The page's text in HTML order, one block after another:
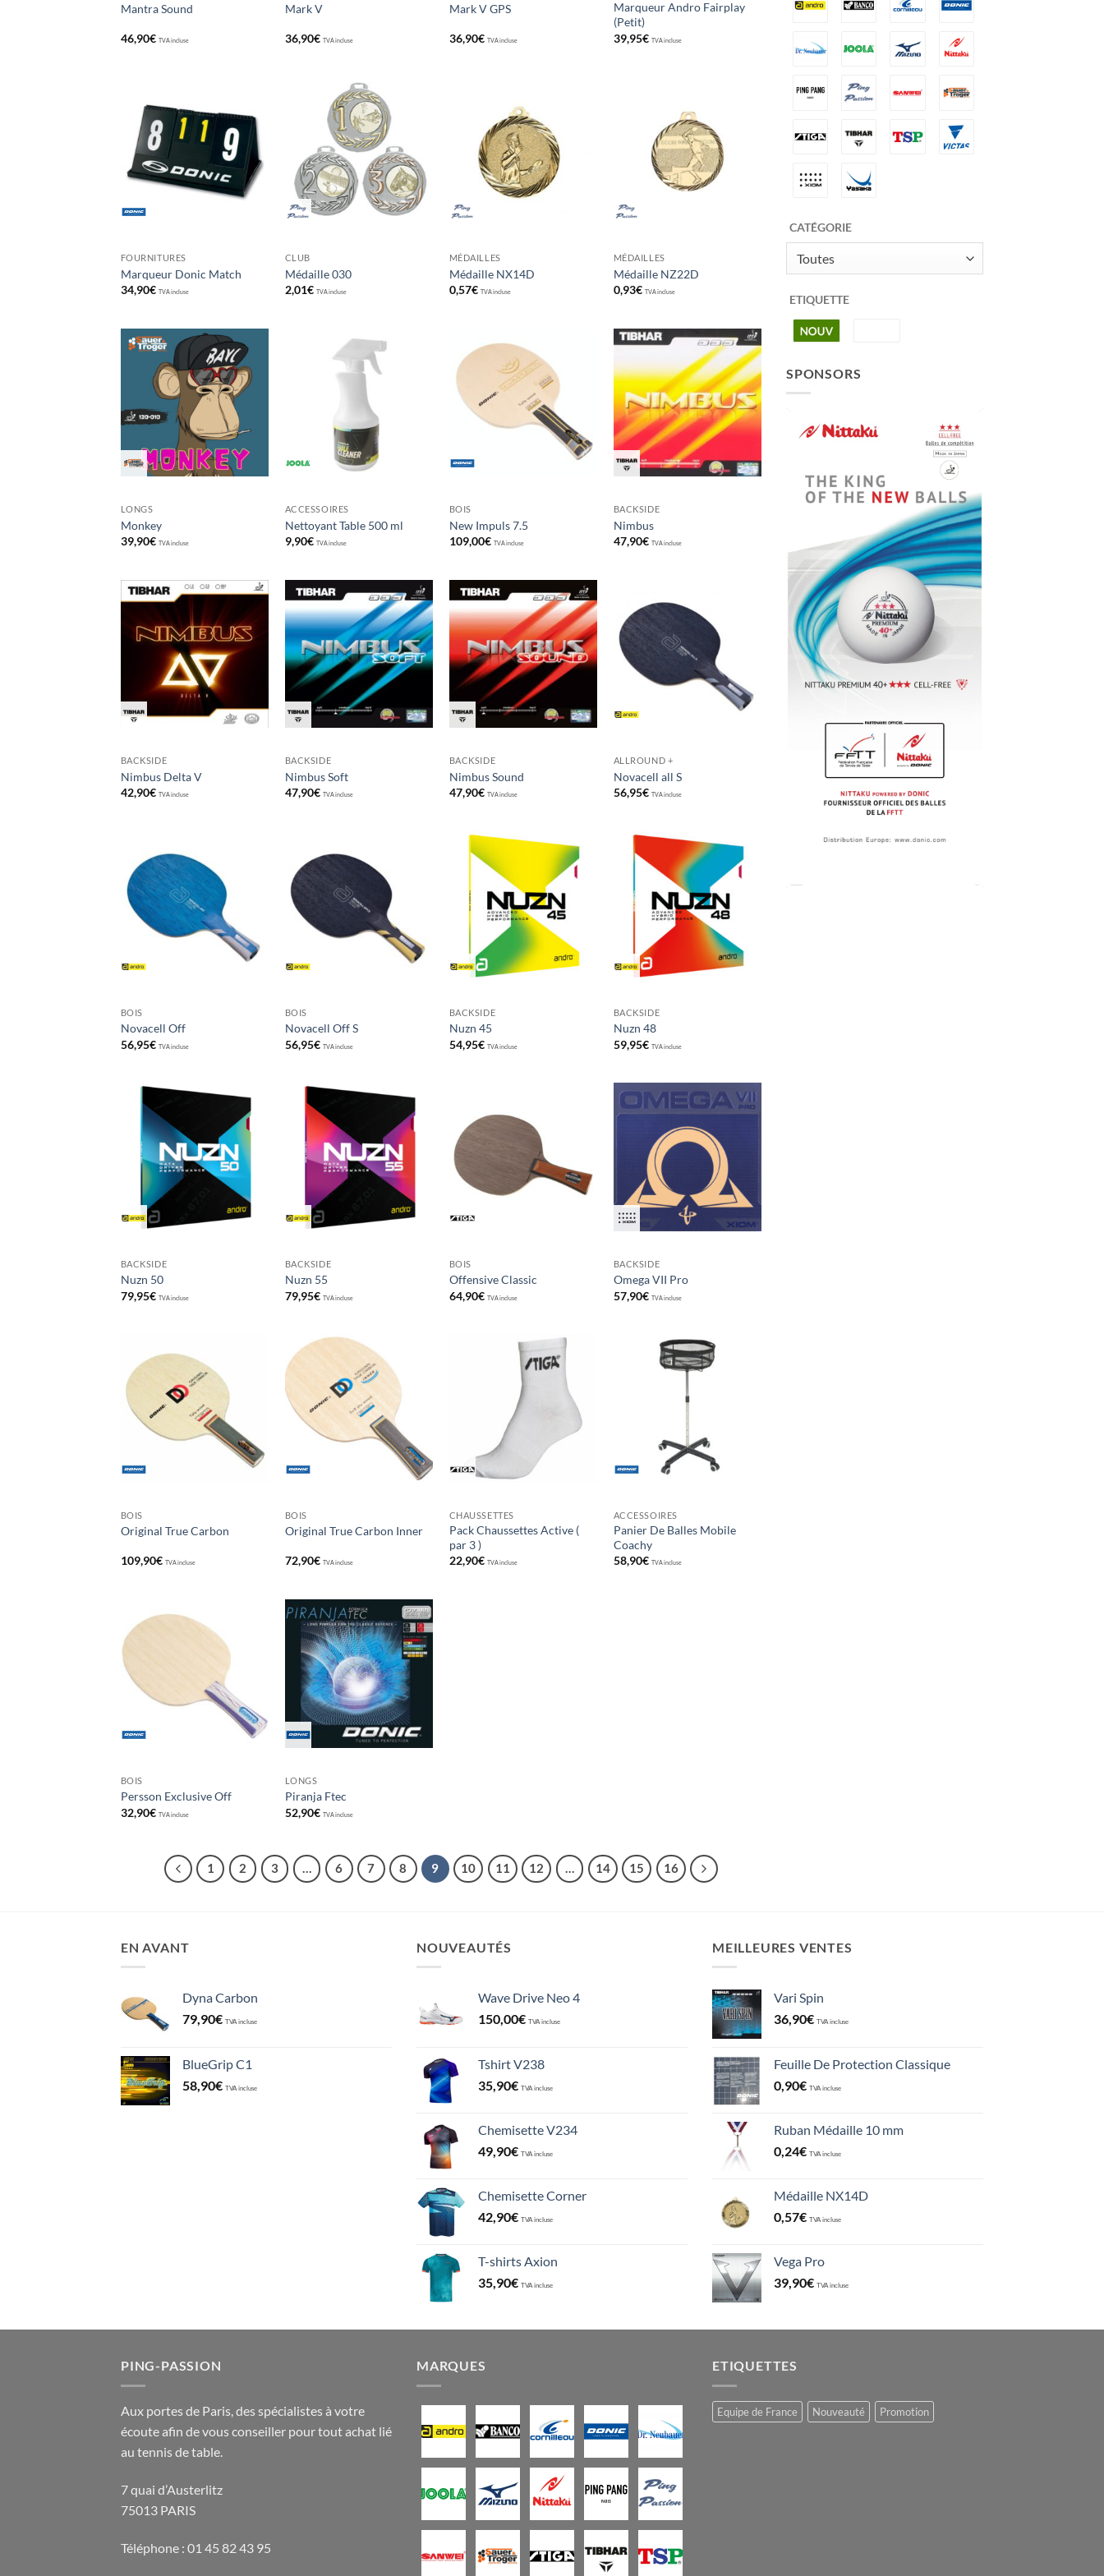
Mantra Sound
46,90€ TVA incluse
Mark V
36,90€ TVA incluse
Mark V GPS
36,90€ TVA incluse
Marqueur Andro Fairplay
(Petit)
39,95€ TVA incluse
Ajouter
aux
souhaits
FOURNITURES
Marqueur Donic Match
34,90€ TVA incluse
Ajouter
souhaits
CLUB
Médaille 030
2,01€ TVA incluse
souhaits
MÉDAILLES
Médaille NX14D
0,57€ TVA incluse
souhaits
MÉDAILLES
Médaille NZ22D
0,93€ TVA incluse
Ajouter
aux
souhaits
LONGS
Monkey
39,90€ TVA incluse
ACCESSOIRES
Nettoyant Table 500 ml
9,90€ TVA incluse
Ajouter
souhaits
BOIS
New Impuls 7.5
109,00€ TVA incluse
Ajouter
aux
souhaits
BACKSIDE
Nimbus
47,90€ TVA incluse
Ajouter
aux
souhaits
BACKSIDE
Nimbus Delta V
42,90€ TVA incluse
Ajouter
aux
souhaits
BACKSIDE
Nimbus Soft
47,90€ TVA incluse
Ajouter
aux
souhaits
BACKSIDE
Nimbus Sound
47,90€ TVA incluse
souhaits
ALLROUND +
Novacell all S
56,95€ TVA incluse
souhaits
BOIS
Novacell Off
56,95€ TVA incluse
souhaits
BOIS
Novacell Off S
56,95€ TVA incluse
Ajouter
souhaits
BACKSIDE
Nuzn 45
54,95€ TVA incluse
Ajouter
souhaits
BACKSIDE
Nuzn 48
59,95€ TVA incluse
Ajouter
aux
souhaits
BACKSIDE
Nuzn 50
79,95€ TVA incluse
Ajouter
aux
souhaits
BACKSIDE
Nuzn 55
79,95€ TVA incluse
BOIS
Offensive Classic
64,90€ TVA incluse
souhaits
BACKSIDE
Omega VII Pro
57,90€ TVA incluse
Ajouter
souhaits
BOIS
Original True Carbon
109,90€ TVA incluse
Ajouter
souhaits
BOIS
Original True Carbon Inner
72,90€ TVA incluse
Ajouter
aux
souhaits
CHAUSSETTES
Pack Chaussettes Active (
par 3 )
22,90€ TVA incluse
ACCESSOIRES
Panier De Balles Mobile
Coachy
58,90€ TVA incluse
Ajouter
souhaits
BOIS
Persson Exclusive Off
32,90€ TVA incluse
Ajouter
aux
souhaits
LONGS
Piranja Ftec
52,90€ TVA incluse
1 2 3 … 6 7 8 9 10 11 12 … 14 15 16
CATÉGORIE
Toutes
ETIQUETTE
SPONSORS
EN AVANT
Dyna Carbon
79,90€ TVA incluse
BlueGrip C1
58,90€ TVA incluse
NOUVEAUTÉS
Wave Drive Neo 4
150,00€ TVA incluse
Tshirt V238
35,90€ TVA incluse
Chemisette V234
49,90€ TVA incluse
Chemisette Corner
42,90€ TVA incluse
T-shirts Axion
35,90€ TVA incluse
MEILLEURES VENTES
Vari Spin
36,90€ TVA incluse
Feuille De Protection Classique
0,90€ TVA incluse
Ruban Médaille 10 mm
0,24€ TVA incluse
Médaille NX14D
0,57€ TVA incluse
Vega Pro
39,90€ TVA incluse
PING-PASSION
Aux portes de Paris, des spécialistes à votre
écoute afin de vous conseiller pour tout achat lié
au tennis de table.
7 quai d’Austerlitz
75013 PARIS
Téléphone : 01 45 82 43 95
MARQUES ETIQUETTES
Equipe de France Nouveauté Promotion